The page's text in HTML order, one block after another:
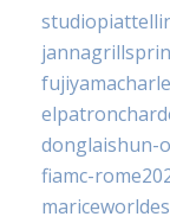
donglaishun-
fiamc-